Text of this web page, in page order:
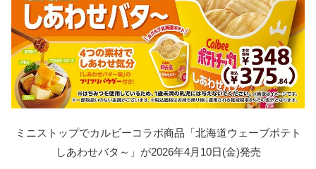
ミニストップでカルビーコラボ商品「北海道ウェーブポテト
しあわせバタ～」が2026年4月10日(金)発売